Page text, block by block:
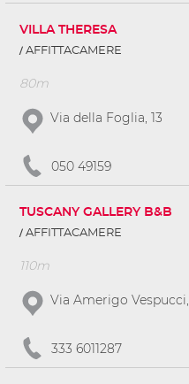
VILLA THERESA
AFFITTACAMERE
80m
Via della Foglia, 13
050 49159
TUSCANY GALLERY B&B
AFFITTACAMERE
110m
Via Amerigo Vespucci,
333 6011287